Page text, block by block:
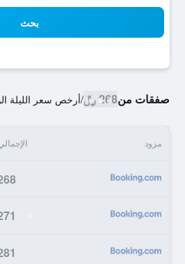
بحث
صفقات من268 ﷼ /أرخص سعر الليلة
مزود
268
271
281